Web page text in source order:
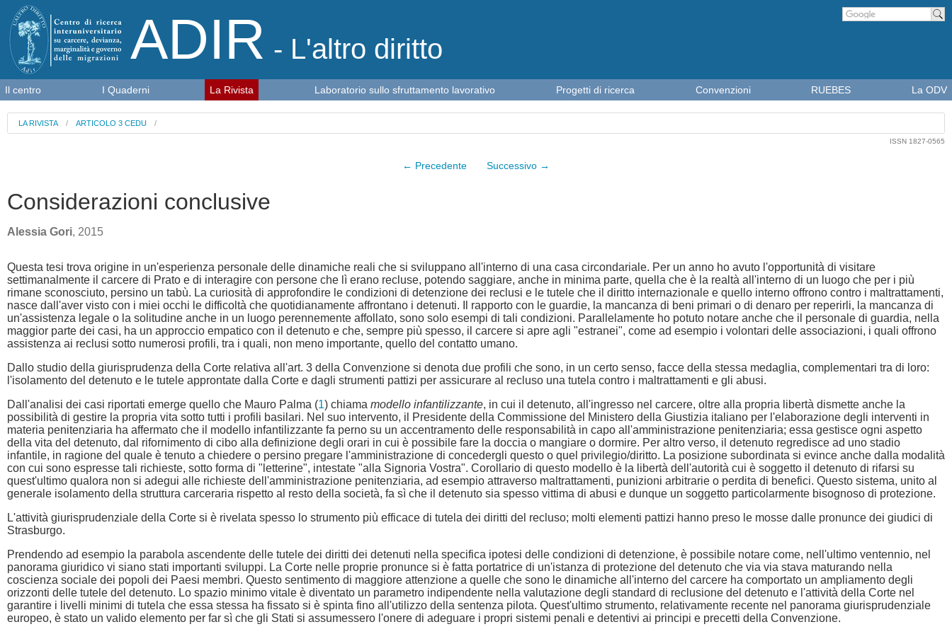
ADIR - L'altro diritto
LA RIVISTA / ARTICOLO 3 CEDU/
ISSN 1827-0565
← Precedente Successivo →
Considerazioni conclusive
Alessia Gori, 2015
Questa tesi trova origine in un'esperienza personale delle dinamiche reali che si sviluppano all'interno di una casa circondariale. Per un anno ho avuto l'opportunità di visitare
settimanalmente il carcere di Prato e di interagire con persone che lì erano recluse, potendo saggiare, anche in minima parte, quella che è la realtà all'interno di un luogo che per i più
rimane sconosciuto, persino un tabù. La curiosità di approfondire le condizioni di detenzione dei reclusi e le tutele che il diritto internazionale e quello interno offrono contro i maltrattamenti,
nasce dall'aver visto con i miei occhi le difficoltà che quotidianamente affrontano i detenuti. Il rapporto con le guardie, la mancanza di beni primari o di denaro per reperirli, la mancanza di
un'assistenza legale o la solitudine anche in un luogo perennemente affollato, sono solo esempi di tali condizioni. Parallelamente ho potuto notare anche che il personale di guardia, nella
maggior parte dei casi, ha un approccio empatico con il detenuto e che, sempre più spesso, il carcere si apre agli "estranei", come ad esempio i volontari delle associazioni, i quali offrono
assistenza ai reclusi sotto numerosi profili, tra i quali, non meno importante, quello del contatto umano.
Dallo studio della giurisprudenza della Corte relativa all'art. 3 della Convenzione si denota due profili che sono, in un certo senso, facce della stessa medaglia, complementari tra di loro:
l'isolamento del detenuto e le tutele approntate dalla Corte e dagli strumenti pattizi per assicurare al recluso una tutela contro i maltrattamenti e gli abusi.
Dall'analisi dei casi riportati emerge quello che Mauro Palma (1) chiama modello infantilizzante, in cui il detenuto, all'ingresso nel carcere, oltre alla propria libertà dismette anche la
possibilità di gestire la propria vita sotto tutti i profili basilari. Nel suo intervento, il Presidente della Commissione del Ministero della Giustizia italiano per l'elaborazione degli interventi in
materia penitenziaria ha affermato che il modello infantilizzante fa perno su un accentramento delle responsabilità in capo all'amministrazione penitenziaria; essa gestisce ogni aspetto
della vita del detenuto, dal rifornimento di cibo alla definizione degli orari in cui è possibile fare la doccia o mangiare o dormire. Per altro verso, il detenuto regredisce ad uno stadio
infantile, in ragione del quale è tenuto a chiedere o persino pregare l'amministrazione di concedergli questo o quel privilegio/diritto. La posizione subordinata si evince anche dalla modalità
con cui sono espresse tali richieste, sotto forma di "letterine", intestate "alla Signoria Vostra". Corollario di questo modello è la libertà dell'autorità cui è soggetto il detenuto di rifarsi su
quest'ultimo qualora non si adegui alle richieste dell'amministrazione penitenziaria, ad esempio attraverso maltrattamenti, punizioni arbitrarie o perdita di benefici. Questo sistema, unito al
generale isolamento della struttura carceraria rispetto al resto della società, fa sì che il detenuto sia spesso vittima di abusi e dunque un soggetto particolarmente bisognoso di protezione.
L'attività giurisprudenziale della Corte si è rivelata spesso lo strumento più efficace di tutela dei diritti del recluso; molti elementi pattizi hanno preso le mosse dalle pronunce dei giudici di
Strasburgo.
Prendendo ad esempio la parabola ascendente delle tutele dei diritti dei detenuti nella specifica ipotesi delle condizioni di detenzione, è possibile notare come, nell'ultimo ventennio, nel
panorama giuridico vi siano stati importanti sviluppi. La Corte nelle proprie pronunce si è fatta portatrice di un'istanza di protezione del detenuto che via via stava maturando nella
coscienza sociale dei popoli dei Paesi membri. Questo sentimento di maggiore attenzione a quelle che sono le dinamiche all'interno del carcere ha comportato un ampliamento degli
orizzonti delle tutele del detenuto. Lo spazio minimo vitale è diventato un parametro indipendente nella valutazione degli standard di reclusione del detenuto e l'attività della Corte nel
garantire i livelli minimi di tutela che essa stessa ha fissato si è spinta fino all'utilizzo della sentenza pilota. Quest'ultimo strumento, relativamente recente nel panorama giurisprudenziale
europeo, è stato un valido elemento per far sì che gli Stati si assumessero l'onere di adeguare i propri sistemi penali e detentivi ai principi e precetti della Convenzione.
Il centro I Quaderni La Rivista Laboratorio sullo sfruttamento lavorativo Progetti di ricerca Convenzioni RUEBES La ODV